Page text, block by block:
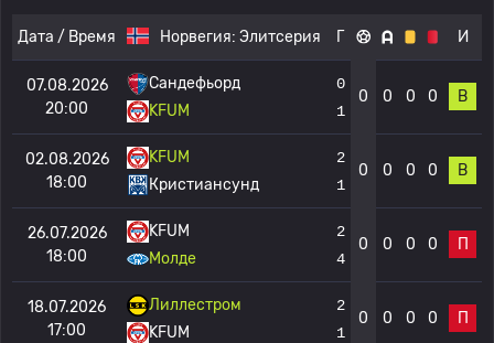
Дата / Время Норвегия: Элитсерия Г И
07.08.2026
20:00
Сандефьорд
KFUM
0
1
0 0 0 0 В
02.08.2026
18:00
KFUM
Кристиансунд
2
1
0 0 0 0 В
26.07.2026
18:00
KFUM
Молде
2
4
0 0 0 0 П
18.07.2026
17:00
Лиллестром
KFUM
2
1
0 0 0 0 П